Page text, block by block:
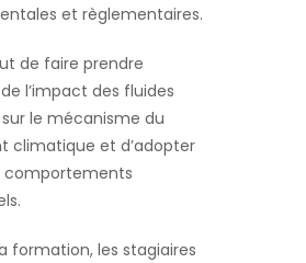
et règlementaires.
de faire prendre
l’impact des fluides
le mécanisme du
climatique et d’adopter
comportements
formation, les stagiaires